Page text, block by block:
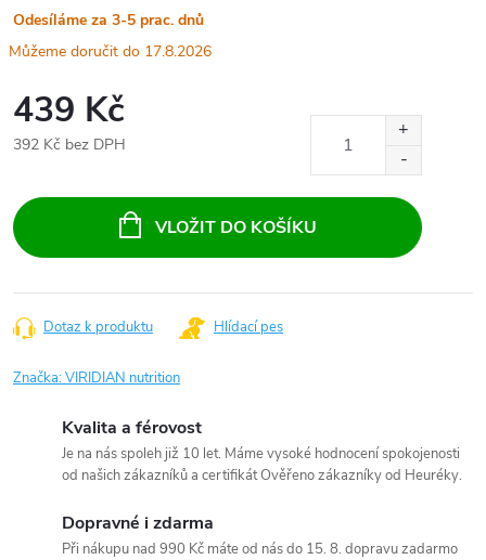
Odesíláme za 3-5 prac. dnů
17.8.2026
439 Kč
392 Kč bez DPH
cena:
VLOŽIT DO KOŠÍKU
Dotaz k produktu Hlídací pes
Značka:VIRIDIAN nutrition
Kvalita a férovost
Je na nás spoleh již 10 let. Máme vysoké hodnocení spokojenosti
od našich zákazníků a certifikát Ověřeno zákazníky od Heuréky.
Dopravné i zdarma
Při nákupu nad 990 Kč máte od nás do 15. 8. dopravu zadarmo